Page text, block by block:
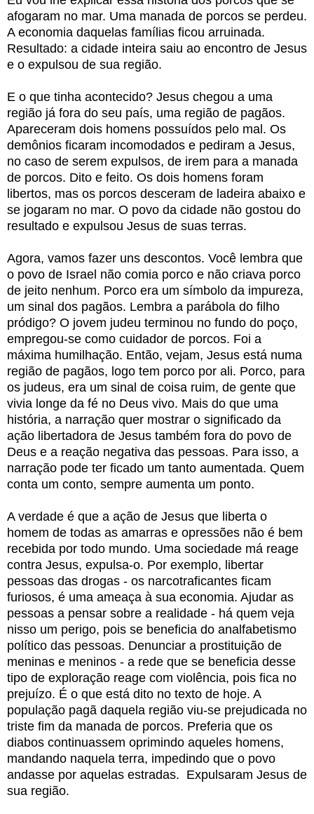
afogaram no mar. Uma manada de porcos se perdeu.
A economia daquelas famílias ficou arruinada.
Resultado: a cidade inteira saiu ao encontro de Jesus
e o expulsou de sua região.
E o que tinha acontecido? Jesus chegou a uma
região já fora do seu país, uma região de pagãos.
Apareceram dois homens possuídos pelo mal. Os
demônios ficaram incomodados e pediram a Jesus,
no caso de serem expulsos, de irem para a manada
de porcos. Dito e feito. Os dois homens foram
libertos, mas os porcos desceram de ladeira abaixo e
se jogaram no mar. O povo da cidade não gostou do
resultado e expulsou Jesus de suas terras.
Agora, vamos fazer uns descontos. Você lembra que
o povo de Israel não comia porco e não criava porco
de jeito nenhum. Porco era um símbolo da impureza,
um sinal dos pagãos. Lembra a parábola do filho
pródigo? O jovem judeu terminou no fundo do poço,
empregou-se como cuidador de porcos. Foi a
máxima humilhação. Então, vejam, Jesus está numa
região de pagãos, logo tem porco por ali. Porco, para
os judeus, era um sinal de coisa ruim, de gente que
vivia longe da fé no Deus vivo. Mais do que uma
história, a narração quer mostrar o significado da
ação libertadora de Jesus também fora do povo de
Deus e a reação negativa das pessoas. Para isso, a
narração pode ter ficado um tanto aumentada. Quem
conta um conto, sempre aumenta um ponto.
A verdade é que a ação de Jesus que liberta o
homem de todas as amarras e opressões não é bem
recebida por todo mundo. Uma sociedade má reage
contra Jesus, expulsa-o. Por exemplo, libertar
pessoas das drogas - os narcotraficantes ficam
furiosos, é uma ameaça à sua economia. Ajudar as
pessoas a pensar sobre a realidade - há quem veja
nisso um perigo, pois se beneficia do analfabetismo
político das pessoas. Denunciar a prostituição de
meninas e meninos - a rede que se beneficia desse
tipo de exploração reage com violência, pois fica no
prejuízo. É o que está dito no texto de hoje. A
população pagã daquela região viu-se prejudicada no
triste fim da manada de porcos. Preferia que os
diabos continuassem oprimindo aqueles homens,
mandando naquela terra, impedindo que o povo
andasse por aquelas estradas. Expulsaram Jesus de
sua região.